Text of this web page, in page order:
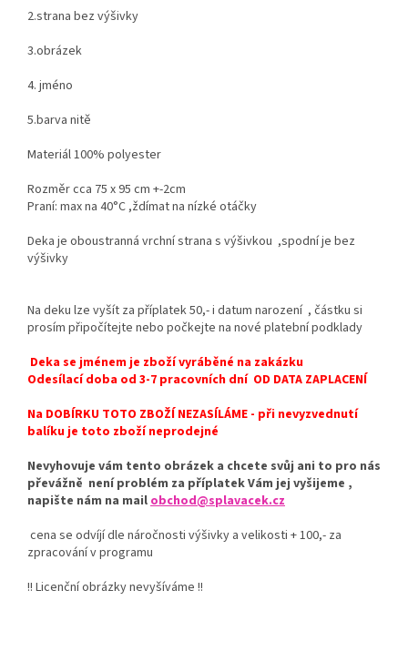
2.strana bez výšivky
3.obrázek
4. jméno
5.barva nitě
Materiál 100% polyester
Rozměr cca 75 x 95 cm +-2cm
Praní: max na 40°C ,ždímat na nízké otáčky
Deka je oboustranná vrchní strana s výšivkou ,spodní je bez
výšivky
Na deku lze vyšít za příplatek 50,- i datum narození , částku si
prosím připočítejte nebo počkejte na nové platební podklady
Deka se jménem je zboží vyráběné na zakázku
Odesílací doba od 3-7 pracovních dní OD DATA ZAPLACENÍ
Na DOBÍRKU TOTO ZBOŽÍ NEZASÍLÁME - při nevyzvednutí
balíku je toto zboží neprodejné
Nevyhovuje vám tento obrázek a chcete svůj ani to pro nás
převážně není problém za příplatek Vám jej vyšijeme ,
napište nám na mailobchod@splavacek.cz
cena se odvíjí dle náročnosti výšivky a velikosti + 100,- za
zpracování v programu
!! Licenční obrázky nevyšíváme !!